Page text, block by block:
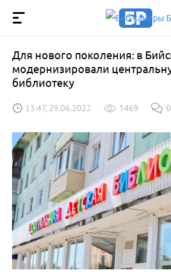
Для нового поколения: в
модернизировали
библиотеку
13:47, 29.06.2022 1469 0